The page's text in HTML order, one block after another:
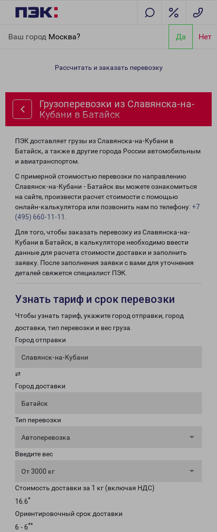
Ваш город Москва? Да Нет
Кубани в Батайск
Рассчитать и заказать перевозку
Грузоперевозки из Славянска-на-
Кубани в Батайск
ПЭК доставляет грузы из Славянска-на-Кубани в
Батайск, а также в другие города России автомобильным
и авиатранспортом.
С примерной стоимостью перевозки по направлению
Славянск-на-Кубани - Батайск вы можете ознакомиться
на сайте, произвести расчет стоимости с помощью
онлайн-калькулятора или позвонить нам по телефону: +7
(495) 660-11-11
Для того, чтобы заказать перевозку из Славянска-на-
Кубани в Батайск, в калькуляторе необходимо ввести
данные для расчета стоимости доставки и заполнить
заявку. После заполнения заявки с вами для уточнения
деталей свяжется специалист ПЭК.
Узнать тариф и срок перевозки
Чтобы узнать тариф, укажите город отправки, город
доставки, тип перевозки и вес груза.
Город отправки
Славянск-на-Кубани
⇄
Город доставки
Батайск
Тип перевозки
Автоперевозка
Введите вес
От 3000 кг
Стоимость доставки за 1 кг (включая НДС)
16.6*
Ориентировочный срок доставки
6 - 6**